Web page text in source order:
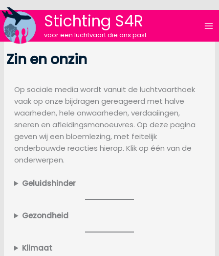
Ga
naar
de
inhoud
Stichting S4R
voor een luchtvaart die ons past
Zin en onzin
Op sociale media wordt vanuit de luchtvaarthoek
vaak op onze bijdragen gereageerd met halve
waarheden, hele onwaarheden, verdaaiingen,
sneren en afleidingsmanoeuvres. Op deze pagina
geven wij een bloemlezing, met feitelijk
onderbouwde reacties hierop. Klik op één van de
onderwerpen.
Geluidshinder
Gezondheid
Klimaat